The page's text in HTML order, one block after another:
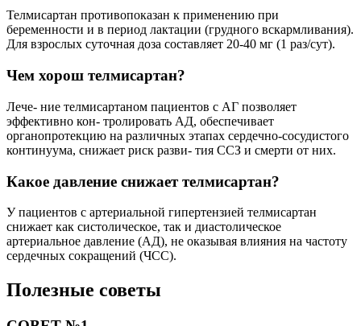
Телмисартан противопоказан к применению при
беременности и в период лактации (грудного вскармливания).
Для взрослых суточная доза составляет 20-40 мг (1 раз/сут).
Чем хорош телмисартан?
Лече- ние телмисартаном пациентов с АГ позволяет
эффективно кон- тролировать АД, обеспечивает
органопротекцию на различных этапах сердечно-сосудистого
континуума, снижает риск разви- тия ССЗ и смерти от них.
Какое давление снижает телмисартан?
У пациентов с артериальной гипертензией телмисартан
снижает как систолическое, так и диастолическое
артериальное давление (АД), не оказывая влияния на частоту
сердечных сокращений (ЧСС).
Полезные советы